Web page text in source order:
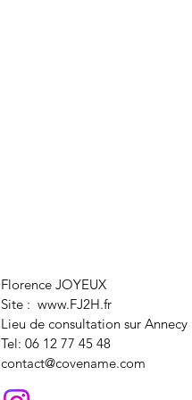
Florence JOYEUX
Site : www.FJ2H.fr
Lieu de consultation sur Annecy
Tel: 06 12 77 45 48
contact@covename.com